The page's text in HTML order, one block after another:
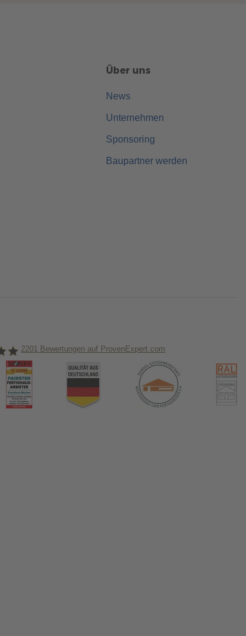
Über uns
News
Unternehmen
Sponsoring
Baupartner werden
Marlow
2201 Bewertungen auf ProvenExpert.com